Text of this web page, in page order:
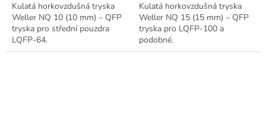
Kulatá horkovzdušná tryska
Weller NQ 10 (10 mm) – QFP
tryska pro střední pouzdra
LQFP-64.
Kulatá horkovzdušná tryska
Weller NQ 15 (15 mm) – QFP
tryska pro LQFP-100 a
podobné.